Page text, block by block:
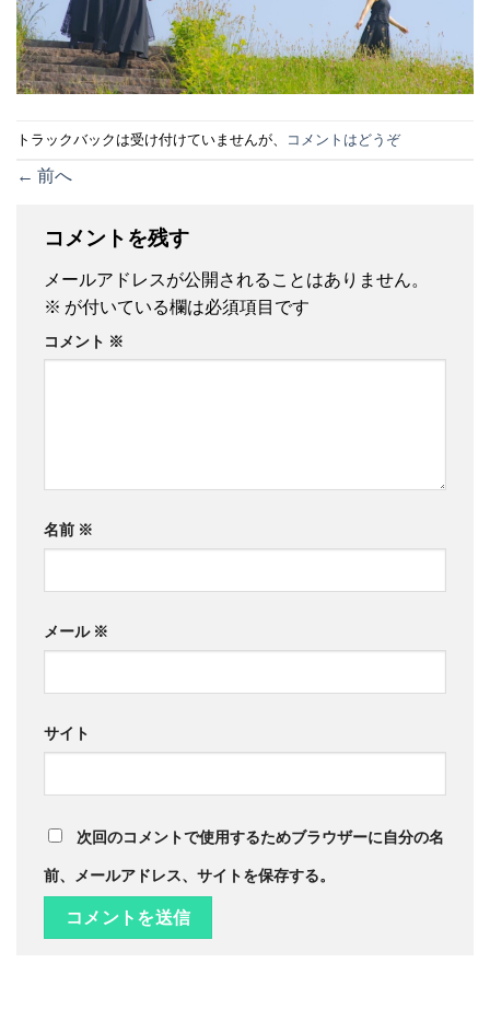
トラックバックは受け付けていませんが、 コメントはどうぞ
← 前へ
コメントを残す
メールアドレスが公開されることはありません。
※ が付いている欄は必須項目です
コメント ※
名前 ※
メール ※
サイト
次回のコメントで使用するためブラウザーに自分の名
前、メールアドレス、サイトを保存する。